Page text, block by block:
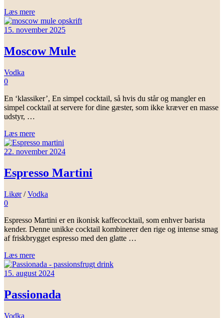
Læs mere
15. november 2025
Moscow Mule
Vodka
0
En ‘klassiker’, En simpel cocktail, så hvis du står og mangler en
simpel cocktail at servere for dine gæster, som ikke kræver en masse
udstyr, …
Læs mere
22. november 2024
Espresso Martini
Likør/Vodka
0
Espresso Martini er en ikonisk kaffecocktail, som enhver barista
kender. Denne unikke cocktail kombinerer den rige og intense smag
af friskbrygget espresso med den glatte …
Læs mere
15. august 2024
Passionada
Vodka